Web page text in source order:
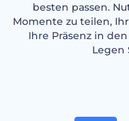
besten passen.
Momente zu teilen,
Ihre Präsenz in
Legen